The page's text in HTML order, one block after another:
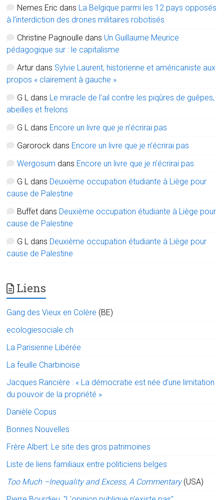
Nemes Eric dans La Belgique parmi les 12 pays opposés
à l’interdiction des drones militaires robotisés
Christine Pagnoulle dans Un Guillaume Meurice
pédagogique sur : le capitalisme
Artur dans Sylvie Laurent, historienne et américaniste aux
propos « clairement à gauche »
G L dans Le miracle de l’ail contre les piqûres de guêpes,
abeilles et frelons
G L dans Encore un livre que je n’écrirai pas
Garorock dans Encore un livre que je n’écrirai pas
Wergosum dans Encore un livre que je n’écrirai pas
G L dans Deuxième occupation étudiante à Liège pour
cause de Palestine
Buffet dans Deuxième occupation étudiante à Liège pour
cause de Palestine
G L dans Deuxième occupation étudiante à Liège pour
cause de Palestine
Liens
Gang des Vieux en Colère (BE)
ecologiesociale.ch
La Parisienne Libérée
La feuille Charbinoise
Jacques Rancière : « La démocratie est née d’une limitation
du pouvoir de la propriété »
Danièle Copus
Bonnes Nouvelles
Frère Albert: Le site des gros patrimoines
Liste de liens familiaux entre politiciens belges
Too Much –Inequality and Excess, A Commentary (USA)